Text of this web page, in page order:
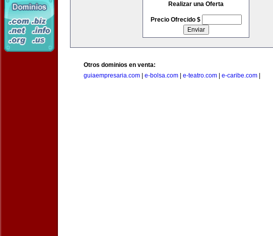
Realizar una Oferta
Precio Ofrecido $
Otros dominios en venta:
guiaempresaria.com
e-bolsa.com e-teatro.com e-caribe.com